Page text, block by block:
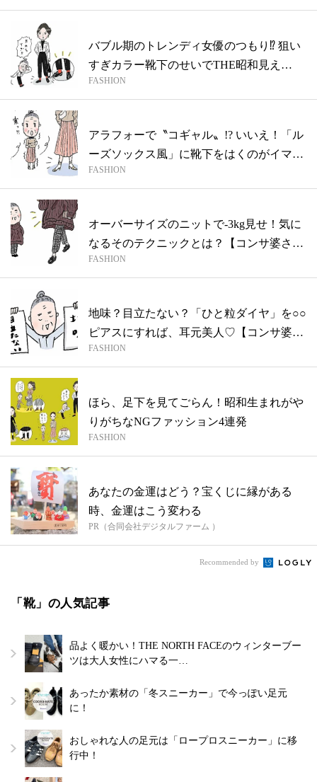
バブル期のトレンディ女優のつもり⁉ 狙い
すぎカラー靴下のせいでTHE昭和見え
【実...
FASHION
アラフォーで〝コギャル〟!? いいえ！「ル
ーズソックス風」に靴下をはくのがイマ
ド...
FASHION
オーバーサイズのニットで-3kg見せ！気に
なるそのテクニックとは？【コンサ婆さ
ん...
FASHION
地味？目立たない？「ひと粒ダイヤ」を○○
ピアスにすれば、耳元美人♡【コンサ婆さ
ん...
FASHION
ほら、足下を見てごらん！昭和生まれがや
りがちなNGファッション4連発
FASHION
あなたの金運はどう？宝くじに縁がある
時、金運はこう変わる
PR（合同会社デジタルファーム ）
Recommended by
「靴」の人気記事
品よく暖かい！THE NORTH FACEのウィンターブー
ツは大人女性にハマる一…
あったか素材の「冬スニーカー」で今っぽい足元
に！
おしゃれな人の足元は「ロープロスニーカー」に移
行中！